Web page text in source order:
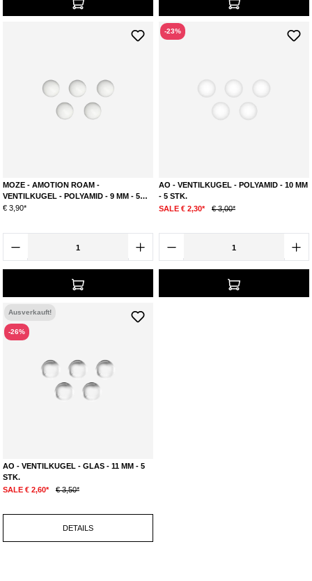
MOZE - AMOTION ROAM -
VENTILKUGEL - POLYAMID - 9 MM - 5
STK.
€ 3,90*
-23%
AO - VENTILKUGEL - POLYAMID - 10 MM
- 5 STK.
SALE € 2,30*
€ 3,00*
Ausverkauft!
-26%
AO - VENTILKUGEL - GLAS - 11 MM - 5
STK.
SALE € 2,60*
€ 3,50*
DETAILS